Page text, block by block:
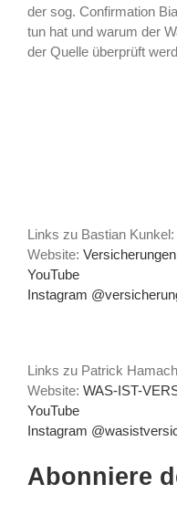
der sog. Confirmation
tun hat und warum der
der Quelle überprüft
Links zu Bastian Kunkel:
Website:
YouTube
Instagram
Links zu Patrick
Website: WAS-IST-
YouTube
Instagram
Abonniere